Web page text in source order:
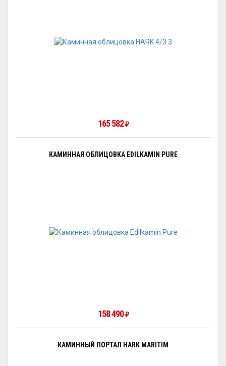
165 582 ₽
КАМИННАЯ ОБЛИЦОВКА EDILKAMIN PURE
158 490 ₽
КАМИННЫЙ ПОРТАЛ HARK MARITIM